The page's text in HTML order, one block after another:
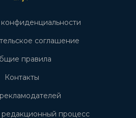
соглашение
правила
Контакты
процесс